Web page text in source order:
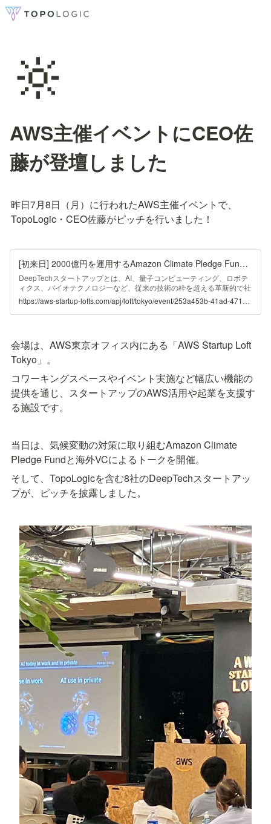
🔆
AWS主催イベントにCEO佐
藤が登壇しました
昨日7月8日（月）に行われたAWS主催イベントで、
TopoLogic・CEO佐藤がピッチを行いました！
[初来日] 2000億円を運用するAmazon Climate Pledge Fundと海外VCが語る日本のDeepTechへの期待
DeepTechスタートアップとは、AI、量子コンピューティング、ロボテ
ィクス、バイオテクノロジーなど、従来の技術の枠を超える革新的で社
会的な課題に取り組む企業です。このような日本が世界的に誇る最先端
のDeepTech企業に注目している、グローバルに活躍するベンチャーキ
ャピタリストをお招きしAWS Startup Loft Tokyoにて期待や展望を話し
https://aws-startup-lofts.com/apj/loft/tokyo/event/253a453b-41ad-4717-bcb6-0c62584e2c71
会場は、AWS東京オフィス内にある「AWS Startup Loft
Tokyo」。
コワーキングスペースやイベント実施など幅広い機能の
提供を通じ、スタートアップのAWS活用や起業を支援す
る施設です。
当日は、気候変動の対策に取り組むAmazon Climate
Pledge Fundと海外VCによるトークを開催。
そして、TopoLogicを含む8社のDeepTechスタートアッ
プが、ピッチを披露しました。